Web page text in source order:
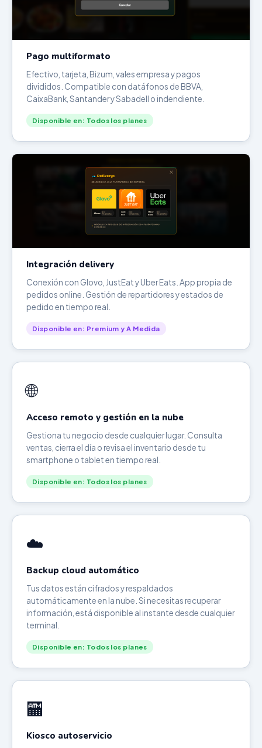
Pago multiformato
Efectivo, tarjeta, Bizum, vales empresa y pagos
divididos. Compatible con datáfonos de BBVA,
CaixaBank, Santander y Sabadell o indendiente.
Disponible en: Todos los planes
Integración delivery
Conexión con Glovo, JustEat y Uber Eats. App propia de
pedidos online. Gestión de repartidores y estados de
pedido en tiempo real.
Disponible en: Premium y A Medida
🌐
Acceso remoto y gestión en la nube
Gestiona tu negocio desde cualquier lugar. Consulta
ventas, cierra el día o revisa el inventario desde tu
smartphone o tablet en tiempo real.
Disponible en: Todos los planes
☁️
Backup cloud automático
Tus datos están cifrados y respaldados
automáticamente en la nube. Si necesitas recuperar
información, está disponible al instante desde cualquier
terminal.
Disponible en: Todos los planes
🏧
Kiosco autoservicio